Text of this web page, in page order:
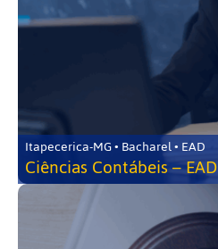
Itapecerica-MG • Bacharel • EAD
Ciências Contábeis – EAD